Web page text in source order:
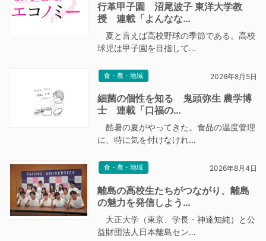
行革甲子園 沼尾波子 東洋大学教
授 連載「よんなな…
夏と言えば高校野球の季節である。高校
球児は甲子園を目指して…
食・農・地域 2026年8月5日
細菌の個性を知る 鬼頭弥生 農学博
士 連載「口福の…
酷暑の夏がやってきた。食品の温度管理
に、特に気を付けなけれ…
食・農・地域 2026年8月4日
離島の高校生たちがつながり、離島
の魅力を発信しよう…
大正大学（東京、学長・神達知純）と公
益財団法人日本離島セン…